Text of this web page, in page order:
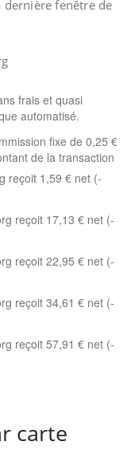
dernière fenêtre de
frais et quasi
automatisé.
fixe de 0,25 €
de la transaction
reçoit 1,59 € net (-
reçoit 17,13 € net (-
reçoit 22,95 € net (-
reçoit 34,61 € net (-
reçoit 57,91 € net (-
carte